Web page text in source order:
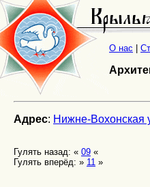
О нас
Адрес: Нижне-Вохонская
Гулять назад: « 09 «
Гулять вперёд: » 11 »